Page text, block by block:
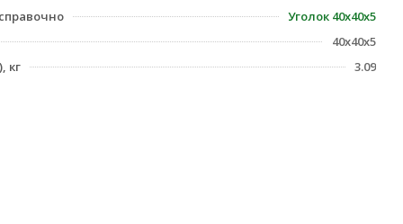
Уголок 40х40х5
40x40x5
кг
3.09